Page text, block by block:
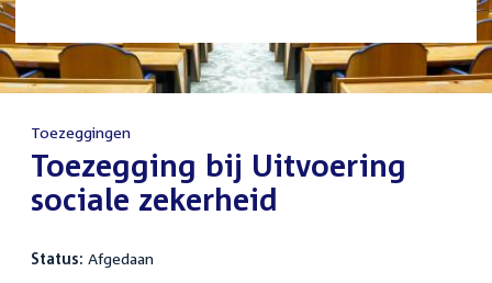
Toezeggingen
:Toezegging bij Uitvoering
sociale zekerheid
Status: Afgedaan